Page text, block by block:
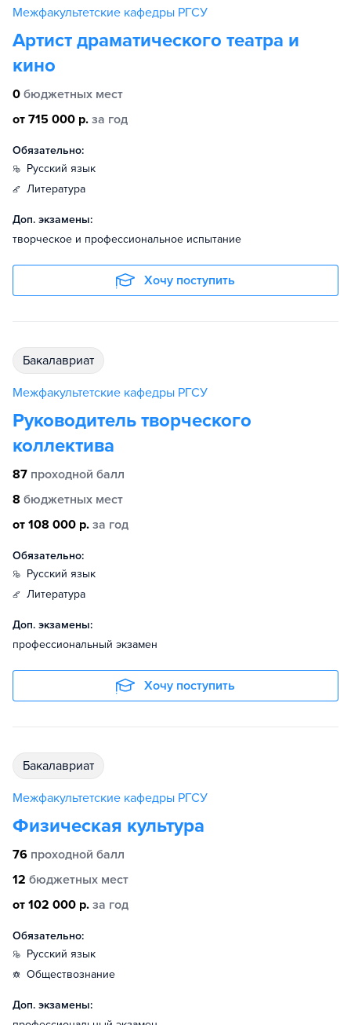
Межфакультетские кафедры РГСУ
Артист драматического театра и
кино
0 бюджетных мест
от 715 000 р. за год
Обязательно:
русский язык
литература
Доп. экзамены:
творческое и профессиональное испытание
Хочу поступить
бакалавриат
Межфакультетские кафедры РГСУ
Руководитель творческого
коллектива
87 проходной балл
8 бюджетных мест
от 108 000 р. за год
Обязательно:
русский язык
литература
Доп. экзамены:
профессиональный экзамен
Хочу поступить
бакалавриат
Межфакультетские кафедры РГСУ
Физическая культура
76 проходной балл
12 бюджетных мест
от 102 000 р. за год
Обязательно:
русский язык
обществознание
Доп. экзамены: